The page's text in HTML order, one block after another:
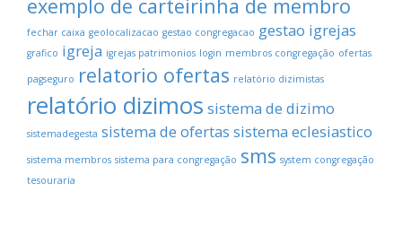
exemplo de carteirinha de membro
fechar caixa geolocalizacao gestao congregacao gestao igrejas
grafico igreja igrejas patrimonios login membros congregação ofertas
pagseguro relatorio ofertas relatório dizimistas
relatório dizimos sistema de dizimo
sistemadegesta sistema de ofertas sistema eclesiastico
sistema membros sistema para congregação sms system congregação
tesouraria